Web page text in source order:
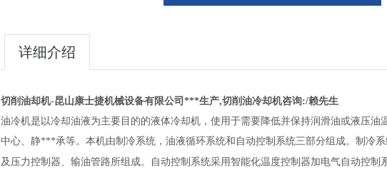
详细介绍
切削油却机-昆山康士捷机械设备有限公司***生产,切削油冷却机咨询:/赖先生
油冷机是以冷却油液为主要目的的液体冷却机，使用于需要降低并保持润滑油或液压
中心、静***承等。本机由制冷系统，油液循环系统和自动控制系统三部分组成。制冷
及压力控制器、输油管路所组成。自动控制系统采用智能化温度控制器加电气自动控